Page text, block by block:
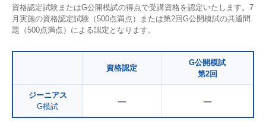
資格認定試験またはG公開模試の得点で受講資格を認定いたします。7
月実施の資格認定試験（500点満点）または第2回G公開模試の共通問
題（500点満点）による認定となります。
資格認定
G公開模試
第2回
ジーニアス
G模試
– –